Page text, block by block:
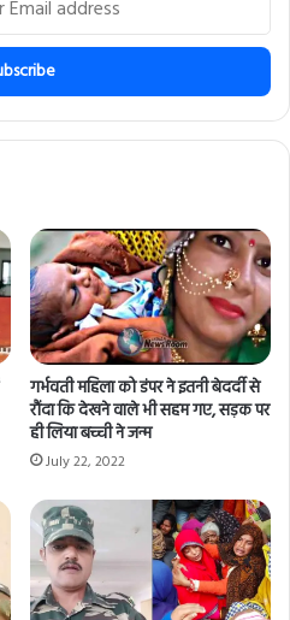
गर्भवती महिला को डंपर ने इतनी बेदर्दी से
रौंदा कि देखने वाले भी सहम गए, सड़क पर
ही लिया बच्ची ने जन्म
July 22, 2022